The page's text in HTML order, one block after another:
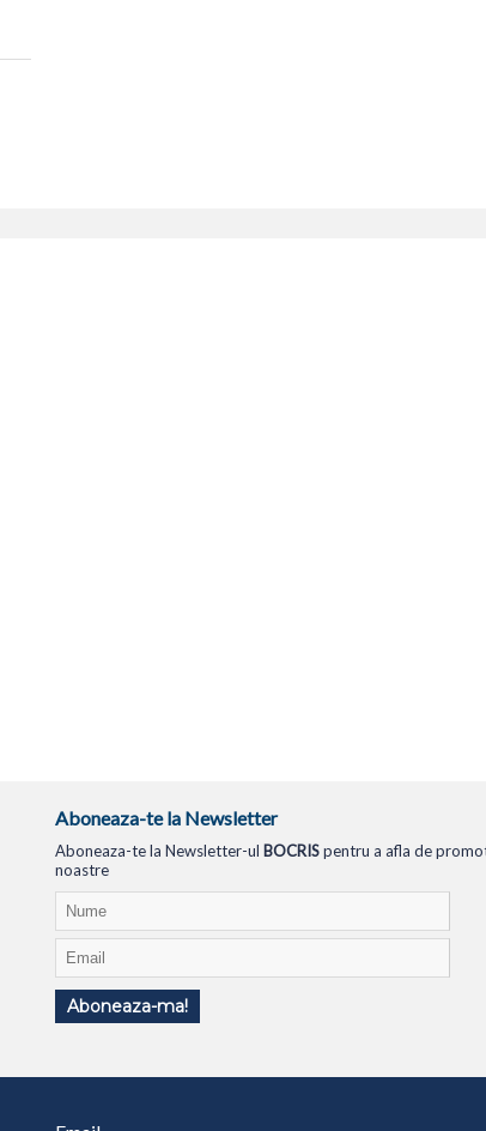
Aboneaza-te la Newsletter
Aboneaza-te la Newsletter-ul BOCRISpentru a afla de
noastre
Aboneaza-ma!
SISTEME PC MONITOARE TELEVIZOARE ROUTERE SWITCH-URI